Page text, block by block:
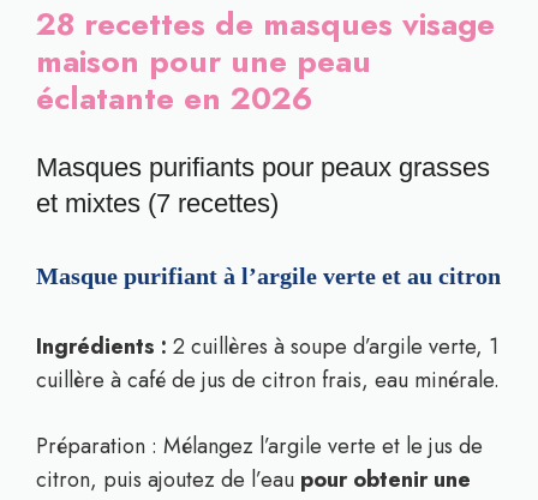
28 recettes de masques visage
maison pour une peau
éclatante en 2026
Masques purifiants pour peaux grasses
et mixtes (7 recettes)
Masque purifiant à l’argile verte et au citron
Ingrédients : 2 cuillères à soupe d’argile verte, 1
cuillère à café de jus de citron frais, eau minérale.
Préparation : Mélangez l’argile verte et le jus de
citron, puis ajoutez de l’eau pour obtenir une